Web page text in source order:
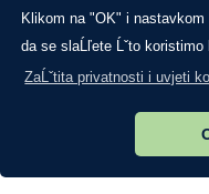
Klikom na "OK" i
da se slaĹľete Ĺˇto koristimo
ZaĹˇtita privatnosti i uvjeti